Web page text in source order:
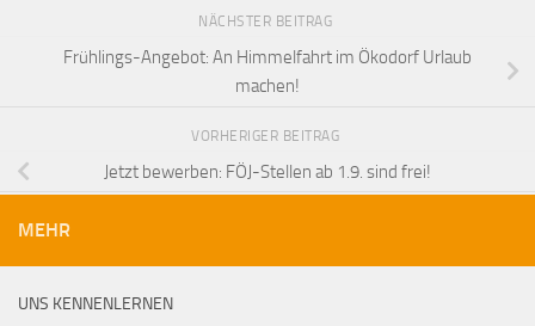
NÄCHSTER BEITRAG
Frühlings-Angebot: An Himmelfahrt im Ökodorf Urlaub
machen!
VORHERIGER BEITRAG
Jetzt bewerben: FÖJ-Stellen ab 1.9. sind frei!
MEHR
UNS KENNENLERNEN